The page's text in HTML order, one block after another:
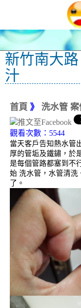
新竹南大
汁
首頁 》 洗水管 案
觀看次數：5544
當天客戶告知熱水管
厚的管垢及鐵鏽，於
是每個管路都塞到不
始 洗水管，水管清洗
了。